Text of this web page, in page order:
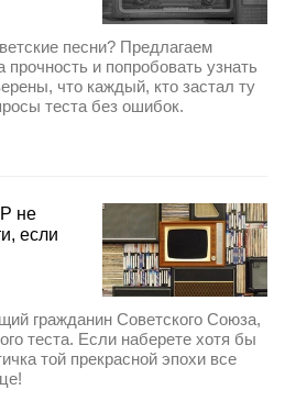
песни? Предлагаем
и попробовать узнать
что каждый, кто застал ту
теста без ошибок.
не
если
гражданин Советского Союза,
теста. Если наберете хотя бы
той прекрасной эпохи все